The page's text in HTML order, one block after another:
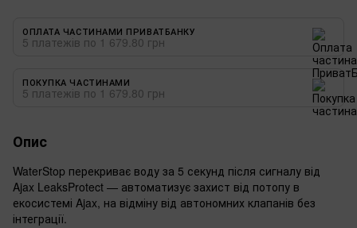
ОПЛАТА ЧАСТИНАМИ ПРИВАТБАНКУ
5 платежів по 1 679.80 грн
ПОКУПКА ЧАСТИНАМИ
5 платежів по 1 679.80 грн
Опис
WaterStop перекриває воду за 5 секунд після сигналу від
Ajax LeaksProtect — автоматизує захист від потопу в
екосистемі Ajax, на відміну від автономних клапанів без
інтеграції.